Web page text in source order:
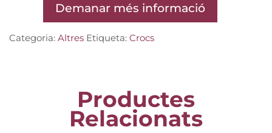
Demanar més informació
Categoria: Altres Etiqueta: Crocs
Productes
Relacionats